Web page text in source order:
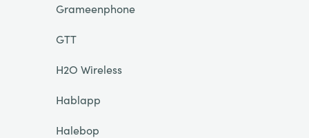
Grameenphone
GTT
H2O Wireless
Hablapp
Halebop